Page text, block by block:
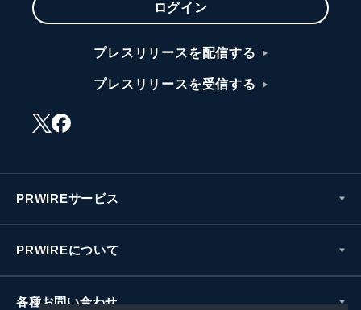
ログイン
プレスリリースを配信する
プレスリリースを受信する
PRWIREサービス
PRWIREについて
各種お問い合わせ